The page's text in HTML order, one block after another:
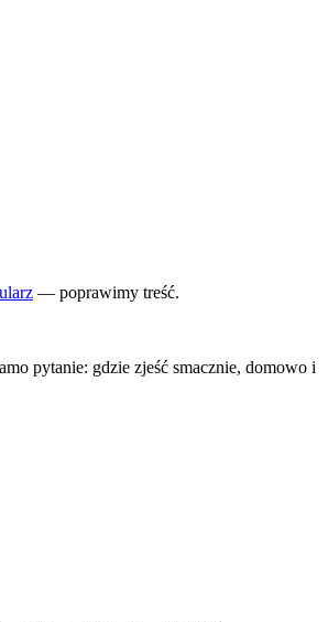
— poprawimy treść.
pytanie: gdzie zjeść smacznie, domowo i